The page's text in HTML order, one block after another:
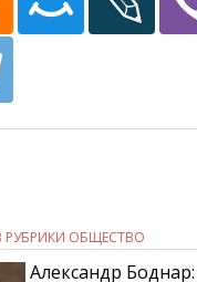
РУБРИКИ ОБЩЕСТВО
Александр